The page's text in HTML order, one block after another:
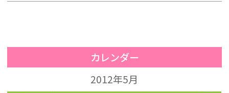
カレンダー
2012年5月